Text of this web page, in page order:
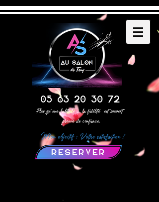
05 63 20 30 72
Plus qu' une habitude , la fidélité est souvent
preuve de confiance.
Mon objectif : Votre satisfaction !
RESERVER